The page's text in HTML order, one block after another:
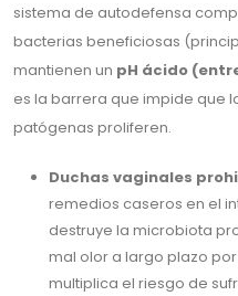
sistema de autodefensa
bacterias beneficiosas
mantienen un pH ácido
es la barrera que impide que
patógenas proliferen.
Duchas vaginales
remedios caseros en el
destruye la microbiota
mal olor a largo plazo
multiplica el riesgo de